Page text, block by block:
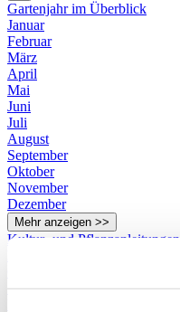
Gartenjahr im Überblick
Januar
Februar
März
April
Mai
Juni
Juli
August
September
Oktober
November
Dezember
Mehr anzeigen >>
Kultur- und Pflanzanleitungen
Schneiden von Weinreben